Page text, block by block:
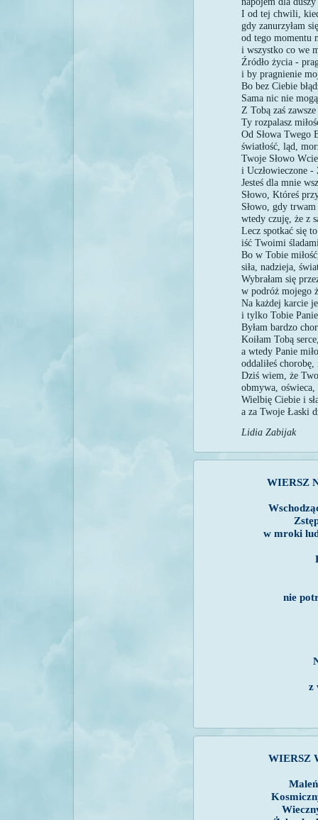
I od tej chwili,
gdy zanurzyłam
od tego momentu
i wszystko co we
Źródło życia -
i by pragnienie
Bo bez Ciebie
Sama nic nie
Z Tobą zaś
Ty rozpalasz
Od Słowa Twego
światłość, ląd,
Twoje Słowo
i Uczłowieczone -
Jesteś dla mnie
Słowo, Któreś
Słowo, gdy
wtedy czuję, że z
Lecz spotkać się
iść Twoimi
Bo w Tobie
siła, nadzieja,
Wybrałam się
w podróż mojego
Na każdej karcie
i tylko Tobie
Byłam bardzo
Koiłam Tobą
a wtedy Panie
oddaliłeś chorobę,
Dziś wiem, że
obmywa, oświeca,
Wielbię Ciebie i
a za Twoje Łaski
Lidia Zabijak
WIERSZ
w mroki
nie
z
WIERSZ